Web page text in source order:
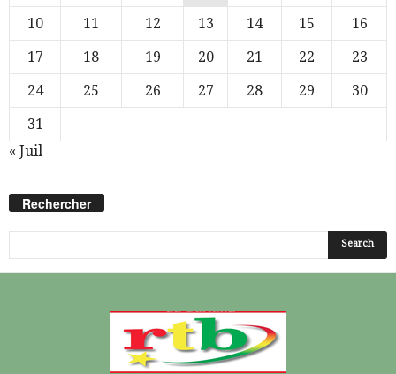
10
11 12 13 14 15
16
17
18 19 20 21 22
23
24
25 26 27 28 29
30
31
« Juil
Rechercher